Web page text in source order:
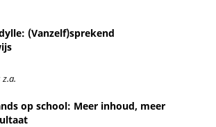
(Vanzelf)sprekend
op school: Meer inhoud, meer